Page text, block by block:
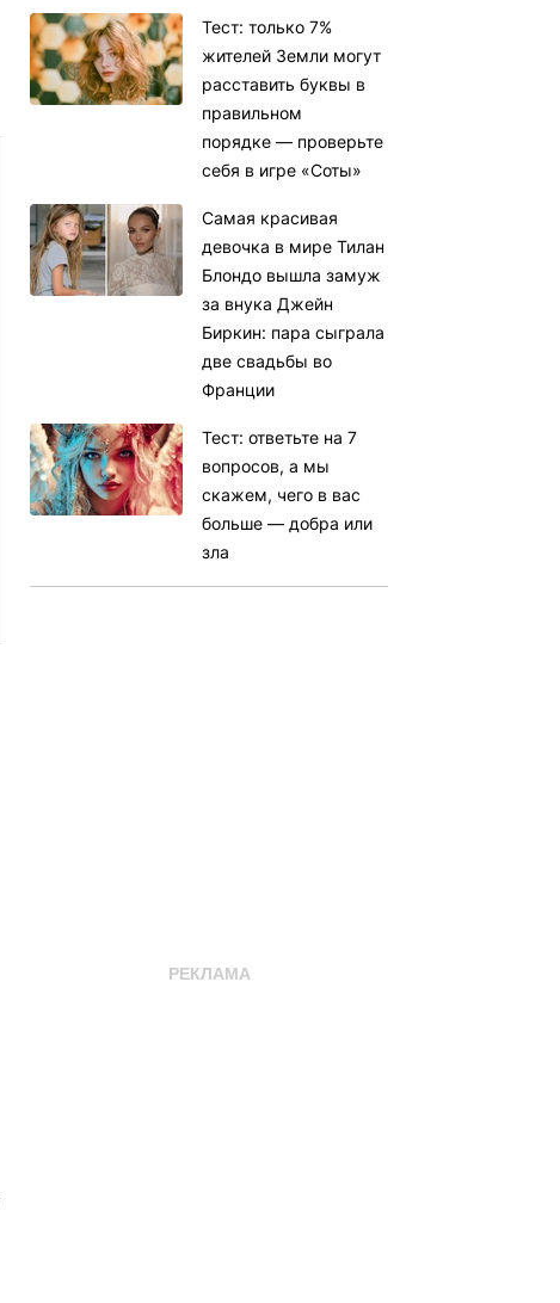
Тест: только 7%
жителей Земли могут
расставить буквы в
правильном
порядке — проверьте
себя в игре «Соты»
Самая красивая
девочка в мире Тилан
Блондо вышла замуж
за внука Джейн
Биркин: пара сыграла
две свадьбы во
Франции
Тест: ответьте на 7
вопросов, а мы
скажем, чего в вас
больше — добра или
зла